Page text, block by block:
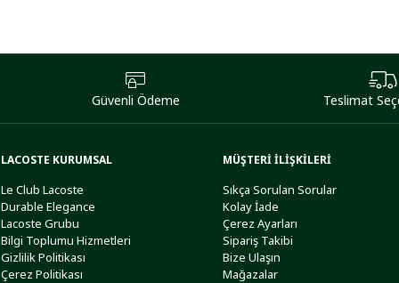
Güvenli Ödeme Teslimat
LACOSTE KURUMSAL
Le Club Lacoste
Durable Elegance
Lacoste Grubu
Bilgi Toplumu Hizmetleri
Gizlilik Politikası
Çerez Politikası
MÜŞTERİ İLİŞKİLERİ
Sıkça Sorulan Sorular
Kolay İade
Çerez Ayarları
Sipariş Takibi
Bize Ulaşın
Mağazalar